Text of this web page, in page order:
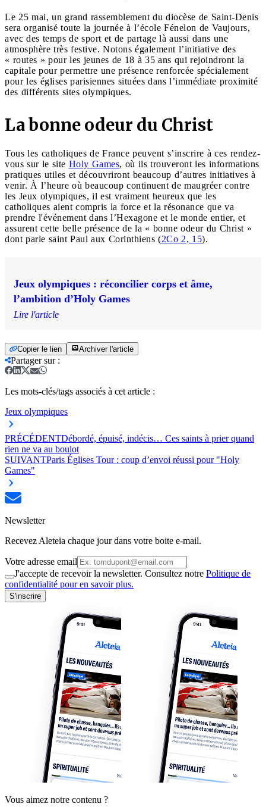
Le 25 mai, un grand rassemblement du diocèse de Saint-Denis
sera organisé toute la journée à l’école Fénelon de Vaujours,
avec des temps de sport et de partage là aussi dans une
atmosphère très festive. Notons également l’initiative des
« routes » pour les jeunes de 18 à 35 ans qui rejoindront la
capitale pour permettre une présence renforcée spécialement
pour les églises parisiennes situées dans l’immédiate proximité
des différents sites olympiques.
La bonne odeur du Christ
Tous les catholiques de France peuvent s’inscrire à ces rendez-
vous sur le site Holy Games, où ils trouveront les informations
pratiques utiles et découvriront beaucoup d’autres initiatives à
venir. À l’heure où beaucoup continuent de maugréer contre
les Jeux olympiques, il est vraiment heureux que les
catholiques aient compris la force et la résonance que va
prendre l'événement dans l’Hexagone et le monde entier, et
assurent cette belle présence de la « bonne odeur du Christ »
dont parle saint Paul aux Corinthiens (2Co 2, 15).
Jeux olympiques : réconcilier corps et âme,
l’ambition d’Holy Games
Lire l'article
Copier le lien Archiver l'article
Partager sur:
Les mots-clés/tags associés à cet article :
Jeux olympiques
PRÉCÉDENTDébordé, épuisé, indécis… Ces saints à prier quand
rien ne va au boulot
SUIVANTParis Églises Tour : coup d’envoi réussi pour "Holy
Games"
Newsletter
Recevez Aleteia chaque jour dans votre boite e-mail.
Votre adresse email
J'accepte de recevoir la newsletter. Consultez notre Politique de
confidentialité pour en savoir plus.
S'inscrire
Vous aimez notre contenu ?